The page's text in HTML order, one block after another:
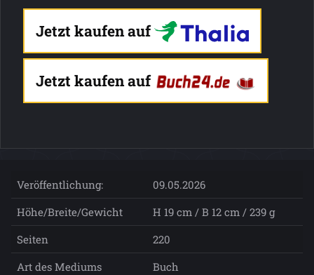
Jetzt kaufen auf
Jetzt kaufen auf
Veröffentlichung:
09.05.2026
Höhe/Breite/Gewicht
H 19 cm / B 12 cm / 239 g
Seiten
220
Art des Mediums
Buch